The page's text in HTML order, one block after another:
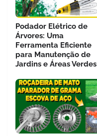
Podador Elétrico de
Árvores: Uma
Ferramenta Eficiente
para Manutenção de
Jardins e Áreas Verdes